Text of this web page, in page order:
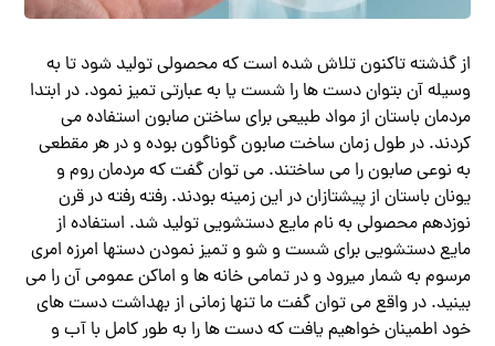
از گذشته تاکنون تلاش شده است که محصولی تولید شود تا به
وسیله آن بتوان دست ها را شست یا به عبارتی تمیز نمود. در ابتدا
مردمان باستان از مواد طبیعی برای ساختن صابون استفاده می
کردند. در طول زمان ساخت صابون گوناگون بوده و در هر مقطعی
به نوعی صابون را می ساختند. می توان گفت که مردمان روم و
یونان باستان از پیشتازان در این زمینه بودند. رفته رفته در قرن
نوزدهم محصولی به نام مایع دستشویی تولید شد. استفاده از
مایع دستشویی برای شست و شو و تمیز نمودن دستها امرزه امری
مرسوم به شمار میرود و در تمامی خانه ها و اماکن عمومی آن را می
بینید. در واقع می توان گفت ما تنها زمانی از بهداشت دست های
خود اطمینان خواهیم یافت که دست ها را به طور کامل با آب و